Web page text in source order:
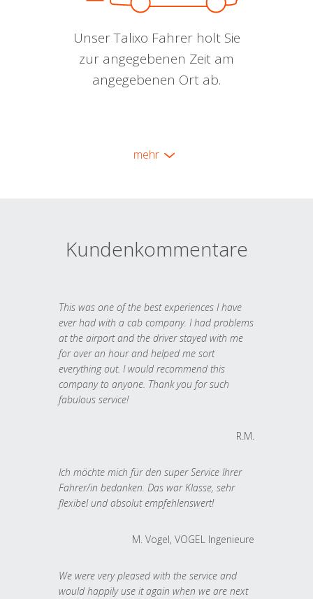
Unser Talixo Fahrer holt Sie
zur angegebenen Zeit am
angegebenen Ort ab.
mehr
Kundenkommentare
This was one of the best experiences I have
ever had with a cab company. I had problems
at the airport and the driver stayed with me
for over an hour and helped me sort
everything out. I would recommend this
company to anyone. Thank you for such
fabulous service!
R.M.
Ich möchte mich für den super Service Ihrer
Fahrer/in bedanken. Das war Klasse, sehr
flexibel und absolut empfehlenswert!
M. Vogel, VOGEL Ingenieure
We were very pleased with the service and
would happily use it again when we are next